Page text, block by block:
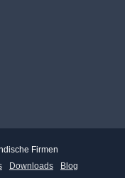
Firmen
Downloads Blog